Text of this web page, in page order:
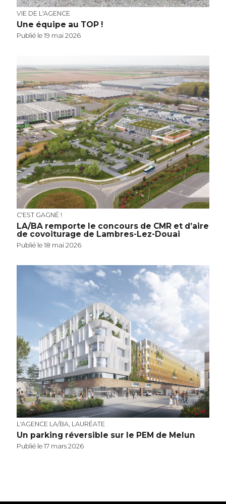
VIE DE L'AGENCE
Une équipe au TOP !
Publié le 19 mai 2026
C'EST GAGNÉ !
LA/BA remporte le concours de CMR et d’aire
de covoiturage de Lambres-Lez-Douai
Publié le 18 mai 2026
L'AGENCE LA/BA, LAURÉATE
Un parking réversible sur le PEM de Melun
Publié le 17 mars 2026